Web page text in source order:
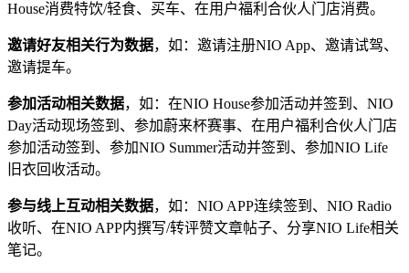
House消费特饮/轻食、买车、在用户福利合伙人门店消费。
邀请好友相关行为数据，如：邀请注册NIO App、邀请试驾、
邀请提车。
参加活动相关数据，如：在NIO House参加活动并签到、NIO
Day活动现场签到、参加蔚来杯赛事、在用户福利合伙人门店
参加活动签到、参加NIO Summer活动并签到、参加NIO Life
旧衣回收活动。
参与线上互动相关数据，如：NIO APP连续签到、NIO Radio
收听、在NIO APP内撰写/转评赞文章帖子、分享NIO Life相关
笔记。